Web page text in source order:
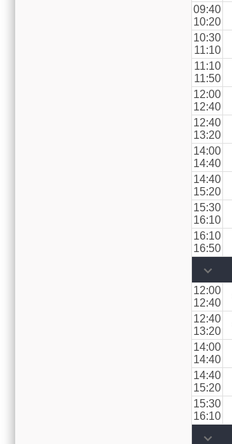
09:40
10:20
10:30
11:10
11:10
11:50
12:00
12:40
12:40
13:20
14:00
14:40
14:40
15:20
15:30
16:10
16:10
16:50
12:00
12:40
12:40
13:20
14:00
14:40
14:40
15:20
15:30
16:10